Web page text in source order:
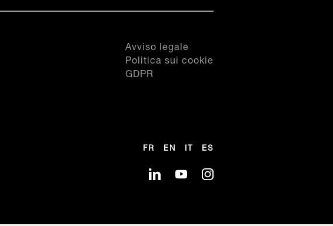
Avviso legale
Politica sui cookie
GDPR
FR EN ES